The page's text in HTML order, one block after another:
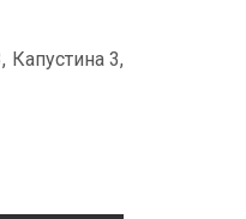
Капустина 3,